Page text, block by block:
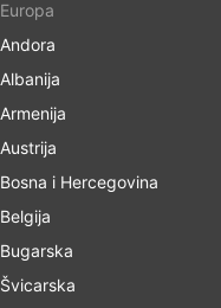
Europa
Andora
Albanija
Armenija
Austrija
Bosna i Hercegovina
Belgija
Bugarska
Švicarska